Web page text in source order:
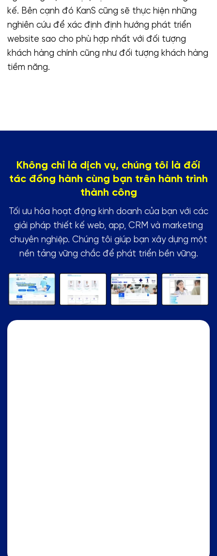
kế. Bên cạnh đó KanS cũng sẽ thực hiện những
nghiên cứu để xác định định hướng phát triển
website sao cho phù hợp nhất với đối tượng
khách hàng chính cũng như đối tượng khách hàng
tiềm năng.
Không chỉ là dịch vụ, chúng tôi là đối
tác đồng hành cùng bạn trên hành trình
thành công
Tối ưu hóa hoạt động kinh doanh của bạn với các
giải pháp thiết kế web, app, CRM và marketing
chuyên nghiệp. Chúng tôi giúp bạn xây dựng một
nền tảng vững chắc để phát triển bền vững.